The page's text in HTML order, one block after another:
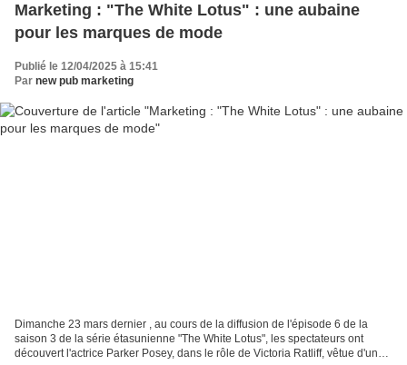
Marketing : "The White Lotus" : une aubaine
pour les marques de mode
Publié le 12/04/2025 à 15:41
Par new pub marketing
Dimanche 23 mars dernier , au cours de la diffusion de l'épisode 6 de la
saison 3 de la série étasunienne "The White Lotus", les spectateurs ont
découvert l'actrice Parker Posey, dans le rôle de Victoria Ratliff, vêtue d'une